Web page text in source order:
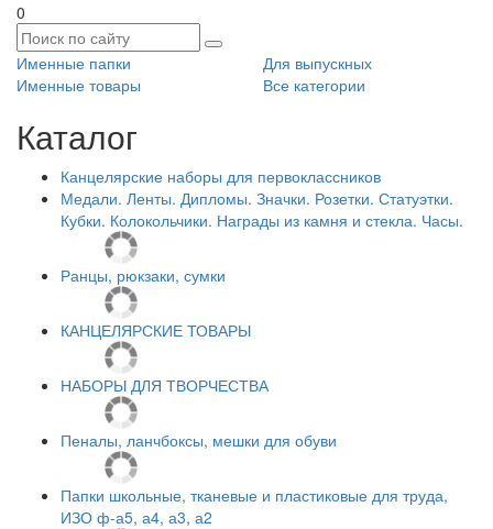
0
Именные папки
Для выпускных
Именные товары
Все категории
Каталог
Канцелярские наборы для первоклассников
Медали. Ленты. Дипломы. Значки. Розетки. Статуэтки.
Кубки. Колокольчики. Награды из камня и стекла. Часы.
Ранцы, рюкзаки, сумки
КАНЦЕЛЯРСКИЕ ТОВАРЫ
НАБОРЫ ДЛЯ ТВОРЧЕСТВА
Пеналы, ланчбоксы, мешки для обуви
Папки школьные, тканевые и пластиковые для труда,
ИЗО ф-а5, а4, а3, а2